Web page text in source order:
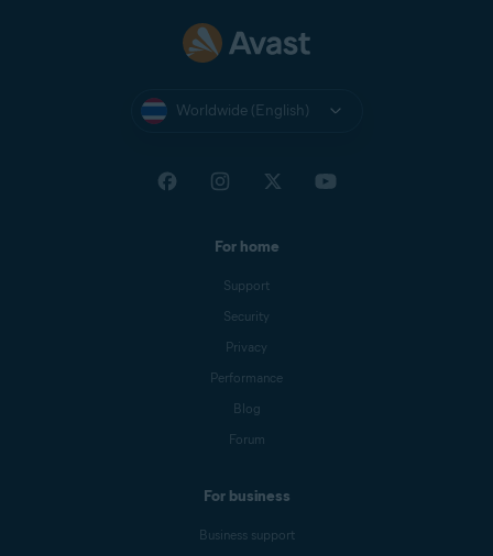
Worldwide (English)
For home
Support
Security
Privacy
Performance
Blog
Forum
For business
Business support